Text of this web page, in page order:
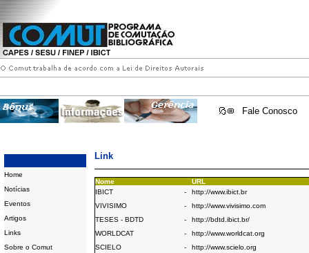
Fale Conosco
Home
Notícias
Eventos
Artigos
Links
Sobre o Comut
Link
Nome
URL
IBICT
-
http://www.ibict.br
VIVISIMO
-
http://www.vivisimo.com
TESES - BDTD
-
http://bdtd.ibict.br/
WORLDCAT
-
http://www.worldcat.org
SCIELO
-
http://www.scielo.org